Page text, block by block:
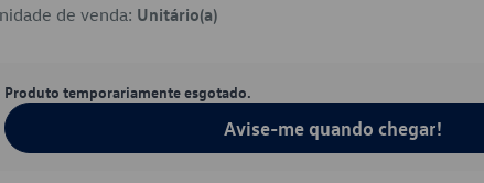
de venda: Unitário(a)
Produto temporariamente esgotado.
Avise-me quando chegar!